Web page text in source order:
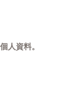
人資料。